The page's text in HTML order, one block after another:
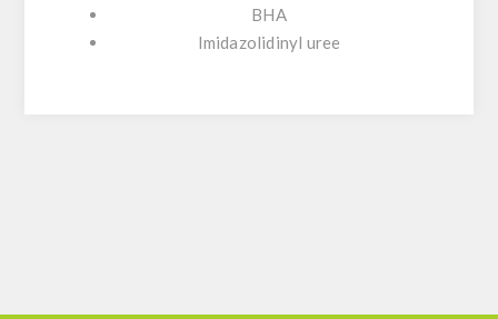
BHA
Imidazolidinyl uree